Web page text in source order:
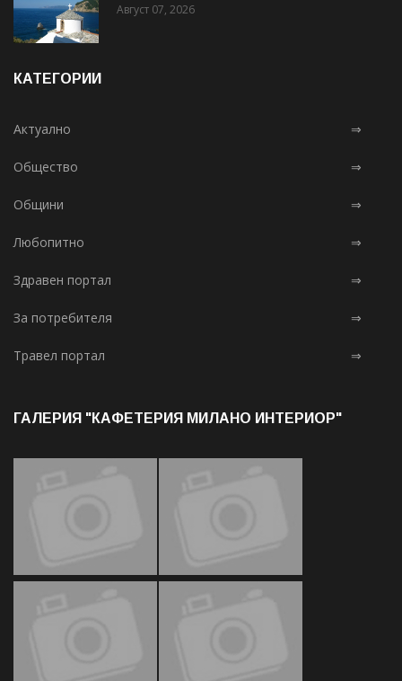
Август 07, 2026
КАТЕГОРИИ
Актуално ⇒
Общество ⇒
Общини ⇒
Любопитно ⇒
Здравен портал ⇒
За потребителя ⇒
Травел портал ⇒
ГАЛЕРИЯ "КАФЕТЕРИЯ МИЛАНО ИНТЕРИОР"